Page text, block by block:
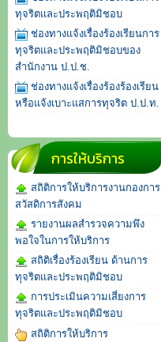
ทุจริตและประพฤติมิชอบ
ช่องทางแจ้งเรื่องร้องเรียนการ
ทุจริตและประพฤติมิชอบของ
สำนักงาน ป.ป.ช.
ช่องทางแจ้งเรื่องร้องร้องเรียน
หรือแจ้งเบาะแสการทุจริต ป.ป.ท.
การให้บริการ
สถิติการให้บริการงานกองการ
สวัสดิการสังคม
รายงานผลสำรวจความพึง
พอใจในการให้บริการ
สถิติเรื่องร้องเรียน ด้านการ
ทุจริตและประพฤติมิชอบ
การประเมินความเสี่ยงการ
ทุจริตและประพฤติมิชอบ
สถิติการให้บริการ